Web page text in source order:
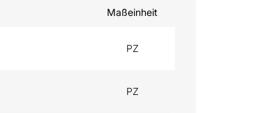
Maßeinheit
PZ
PZ